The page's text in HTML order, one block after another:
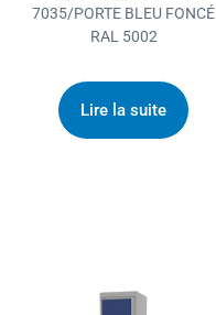
7035/PORTE BLEU FONCÉ
RAL 5002
Lire la suite